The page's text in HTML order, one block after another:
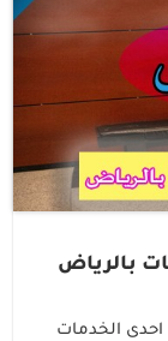
بالرياض
الخدمات